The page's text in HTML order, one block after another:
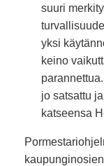
suuri
yksi
keino
jo satsattu
katseensa